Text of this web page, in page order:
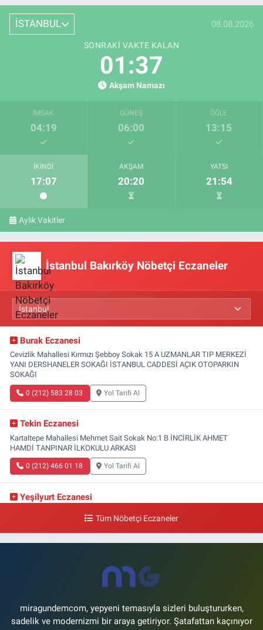
İSTANBUL 08.08.2026
SONRAKI VAKTE KALAN
01:36
Akşam Namazı
İMSAK
04:19
GÜNEŞ
06:00
ÖĞLE
13:15
İKINDI
17:07
AKŞAM
20:20
YATSI
21:54
Aylık Vakitler
İstanbul Bakırköy Nöbetçi Eczaneler
Burak Eczanesi
Cevizlik Mahallesi Kırmızı Şebboy Sokak 15 A UZMANLAR TIP MERKEZİ
YANI DERSHANELER SOKAĞI İSTANBUL CADDESİ AÇIK OTOPARKIN
SOKAĞI
0 (212) 583 28 03 Yol Tarifi Al
Tekin Eczanesi
Kartaltepe Mahallesi Mehmet Sait Sokak No:1 B İNCİRLİK AHMET
HAMDİ TANPINAR İLKOKULU ARKASI
0 (212) 466 01 18 Yol Tarifi Al
Yeşilyurt Eczanesi
Şenlikköy Mahallesi Eski Halkalı Caddesi 33 Akvaryum Yanı Akua Florya
0 (212) 574 24 20
Tüm Nöbetçi Eczaneler
miragundemcom, yepyeni temasıyla sizleri buluştururken,
sadelik ve modernizmi bir araya getiriyor. Şatafattan kaçınıyor